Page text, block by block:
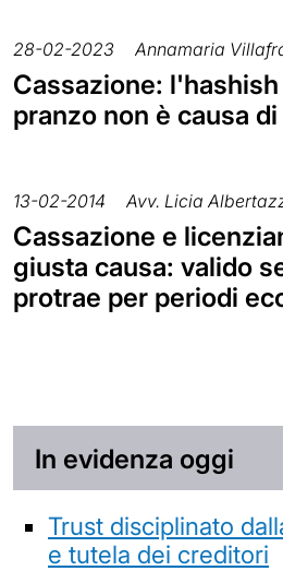
28-02-2023 Annamaria
Cassazione:
pranzo non è causa
13-02-2014 Avv. Licia
Cassazione e
giusta causa: valido
protrae per periodi
In evidenza oggi
Trust disciplinato
e tutela dei creditori